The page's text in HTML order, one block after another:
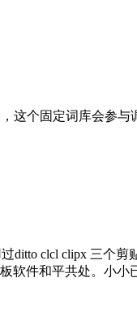
个固定词库会参
clcl clipx 三个
软件和平共处。小小